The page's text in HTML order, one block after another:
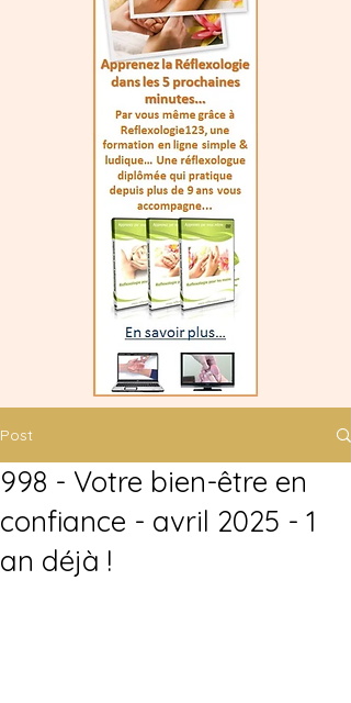
Post
998 - Votre bien-être en
confiance - avril 2025 - 1
an déjà !